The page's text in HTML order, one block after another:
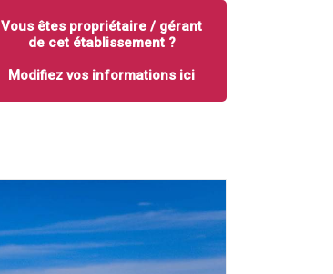
Vous êtes propriétaire / gérant
de cet établissement ?
Modifiez vos informations ici